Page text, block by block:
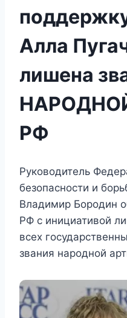
Алла
лишена
РФ
Руководитель
безопасности и
Владимир Бородин
РФ с инициативой
всех
звания народной